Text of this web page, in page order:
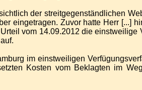
der streitgegenständlichen
eingetragen. Zuvor hatte Herr [...]
vom 14.09.2012 die
im einstweiligen
Kosten vom Beklagten im